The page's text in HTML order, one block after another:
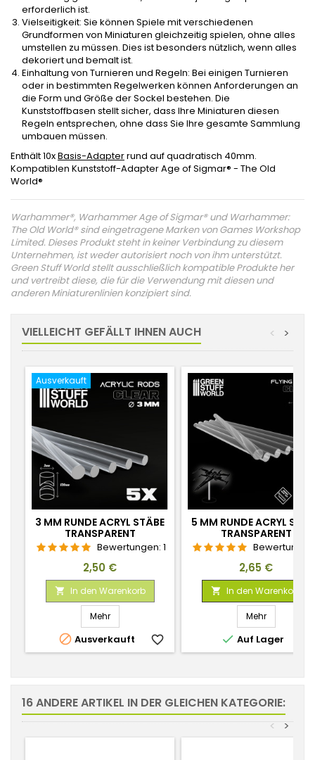
erforderlich ist.
Vielseitigkeit: Sie können Spiele mit verschiedenen
Grundformen von Miniaturen gleichzeitig spielen, ohne alles
umstellen zu müssen. Dies ist besonders nützlich, wenn alles
dekoriert und bemalt ist.
Einhaltung von Turnieren und Regeln: Bei einigen Turnieren
oder in bestimmten Regelwerken können Anforderungen an
die Form und Größe der Sockel bestehen. Die
Kunststoffbasen stellt sicher, dass Ihre Miniaturen diesen
Regeln entsprechen, ohne dass Sie Ihre gesamte Sammlung
umbauen müssen.
Enthält 10xBasis-Adapterrund auf quadratisch 40mm.
Kompatiblen Kunststoff-Adapter Age of Sigmar® - The Old
World®
Warhammer®, Warhammer Age of Sigmar® und Warhammer:
The Old World® sind eingetragene Marken von Games Workshop
Limited. Dieses Produkt steht in keiner Verbindung zu diesem
Unternehmen, ist weder autorisiert noch von ihm unterstützt.
Green Stuff World stellt ausschließlich kompatible Produkte her
und vertreibt diese, die für die Verwendung mit diesen und
anderen Miniaturenlinien konzipiert sind.
VIELLEICHT GEFÄLLT IHNEN AUCH >
<
Ausverkauft
3 MM RUNDE ACRYL STÄBE
TRANSPARENT
Bewertungen: 1
Preis
2,50 €
 In den Warenkorb
Mehr
 Ausverkauft favorite_border
5 MM RUNDE ACRYL
TRANSPARENT
Preis
2,65 €
 In den Warenkorb
Mehr
 Auf Lager
16 ANDERE ARTIKEL IN DER GLEICHEN KATEGORIE:
>
<